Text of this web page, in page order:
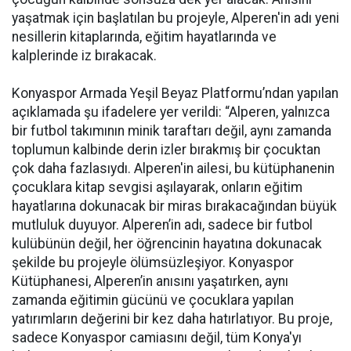
yaşatmak için başlatılan bu projeyle, Alperen'in adı yeni
nesillerin kitaplarında, eğitim hayatlarında ve
kalplerinde iz bırakacak.
Konyaspor Armada Yeşil Beyaz Platformu’ndan yapılan
açıklamada şu ifadelere yer verildi: “Alperen, yalnızca
bir futbol takımının minik taraftarı değil, aynı zamanda
toplumun kalbinde derin izler bırakmış bir çocuktan
çok daha fazlasıydı. Alperen'in ailesi, bu kütüphanenin
çocuklara kitap sevgisi aşılayarak, onların eğitim
hayatlarına dokunacak bir miras bırakacağından büyük
mutluluk duyuyor. Alperen’in adı, sadece bir futbol
kulübünün değil, her öğrencinin hayatına dokunacak
şekilde bu projeyle ölümsüzleşiyor. Konyaspor
Kütüphanesi, Alperen’in anısını yaşatırken, aynı
zamanda eğitimin gücünü ve çocuklara yapılan
yatırımların değerini bir kez daha hatırlatıyor. Bu proje,
sadece Konyaspor camiasını değil, tüm Konya'yı